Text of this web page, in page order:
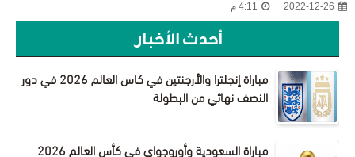
2022-12-26 4:11 م
أحدث الأخبار
مباراة إنجلترا والأرجنتين في كاس العالم 2026 في دور
النصف نهائي من البطولة
مباراة السعودية وأوروجواي في كأس العالم 2026